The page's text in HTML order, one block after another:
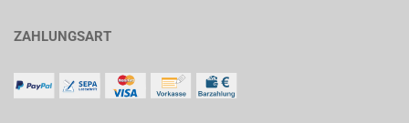
ZAHLUNGSART